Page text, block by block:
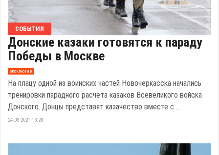
СОБЫТИЯ
Донские казаки готовятся к параду
Победы в Москве
эксклюзив
На плацу одной из воинских частей Новочеркасска начались
тренировки парадного расчета казаков Всевеликого войска
Донского. Донцы представят казачество вместе с ...
24.03.2021 13:20